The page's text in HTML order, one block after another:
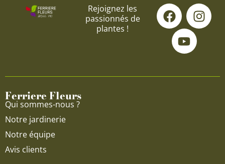
Rejoignez les
passionnés de
plantes !
F
a
c
e
o
I
n
s
g
Y
o
u
t
u
b
Ferriere Fleurs
Qui sommes-nous ?
Notre jardinerie
Notre équipe
Avis clients